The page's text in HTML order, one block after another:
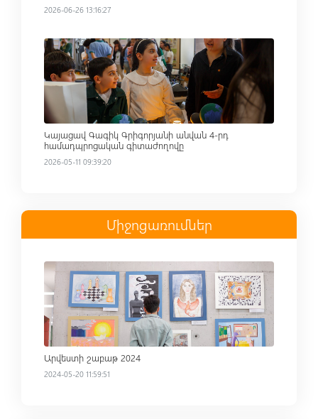
2026-06-26 13:16:27
Read more
Կայացավ Գագիկ Գրիգորյանի անվան 4-րդ
համադպրոցական գիտաժողովը
2026-05-11 09:39:20
Միջոցառումներ
Read more
Արվեստի շաբաթ 2024
2024-05-20 11:59:51